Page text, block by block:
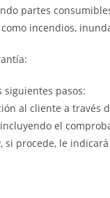
partes
incendios,
siguientes pasos:
al cliente a través
el
procede, le